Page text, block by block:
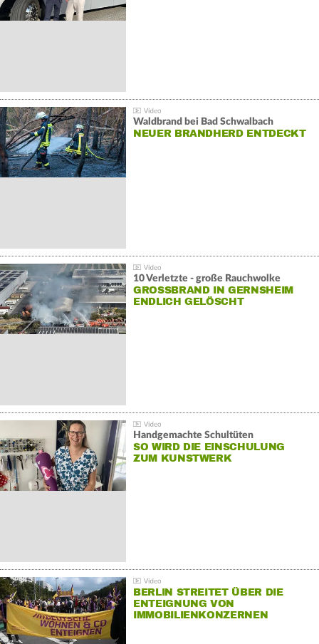
Waldbrand bei Bad Schwalbach
NEUER BRANDHERD ENTDECKT
10 Verletzte - große Rauchwolke
GROSSBRAND IN GERNSHEIM E
NDLICH GELÖSCHT
Handgemachte Schultüten
SO WIRD DIE EINSCHULUNG
ZUM KUNSTWERK
BERLIN STREITET ÜBER DIE
ENTEIGNUNG VON
IMMOBILIENKONZERNEN